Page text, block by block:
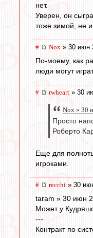
нет.
Уверен, он
тоже зимой, не
# Nox » 30 июн
По-моему, как
люди могут
# rwheart » 30
Nox » 30
Просто
Роберто
Еще для
игроками.
# recchi » 30
taram » 30 июн
Может у
---
Контракт по